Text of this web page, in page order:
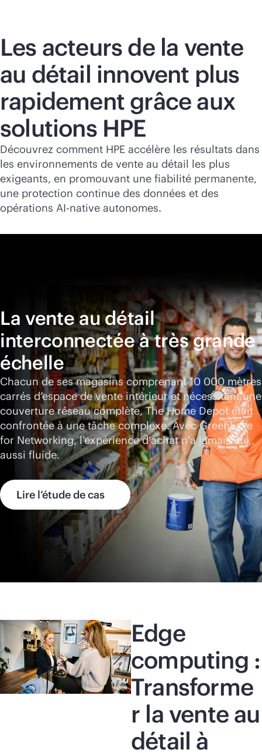
Les acteurs de la vente
au détail innovent plus
rapidement grâce aux
solutions HPE
Découvrez comment HPE accélère les résultats dans
les environnements de vente au détail les plus
exigeants, en promouvant une fiabilité permanente,
une protection continue des données et des
opérations AI-native autonomes.
La vente au détail
interconnectée à très grande
échelle
Chacun de ses magasins comprenant 10 000 mètres
carrés d’espace de vente intérieur et nécessitant une
couverture réseau complète, The Home Depot était
confrontée à une tâche complexe. Avec GreenLake
for Networking, l’expérience d’achat n’a jamais été
aussi fluide.
Lire l’étude de cas
Edge
computing :
Transforme
r la vente au
détail à